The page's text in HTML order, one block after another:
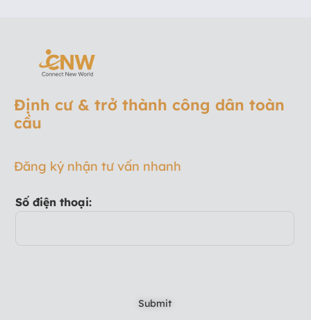
Định cư & trở thành công dân toàn
cầu
Đăng ký nhận tư vấn nhanh
Số điện thoại: